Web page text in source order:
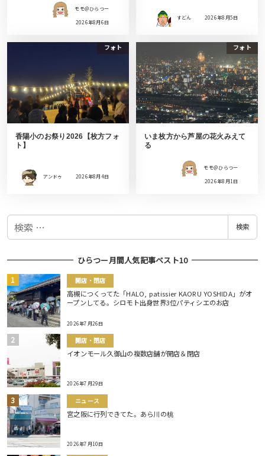
モモ＠ひらつー
2026年8月6日
すどん 2026年8月5日
フォト
香陽小のお祭り2026【枚方フォ
ト】
アンドゥ 2026年8月4日
フォト
いま枚方から芦屋の花火みえて
る
モモ＠ひらつー
2026年8月1日
検
検索
ひらつー月間人気記事ベスト10
開店・閉店
高槻につくってた「HALO, patissier KAORU YOSHIDA」がオ
ープンしてる。シロモト出身世界3位パティシエのお店
2026年7月26日
開店・閉店
イオンモール久御山の複数店舗が開店＆閉店
2026年7月29日
ニュース
宮之阪に行列できてた。あら川の桃
2026年7月10日